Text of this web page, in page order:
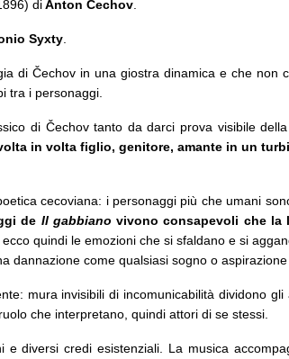
diAnton Čechov
Syxty
di Čechov in una giostra dinamica e che
tra i personaggi.
di Čechov tanto da darci prova visibile
in volta figlio, genitore, amante in un
cecoviana: i personaggi più che umani
de Il gabbiano vivono consapevoli che la
quindi le emozioni che si sfaldano e si
dannazione come qualsiasi sogno o aspirazione
mura invisibili di incomunicabilità dividono
che interpretano, quindi attori di se stessi.
diversi credi esistenziali. La musica